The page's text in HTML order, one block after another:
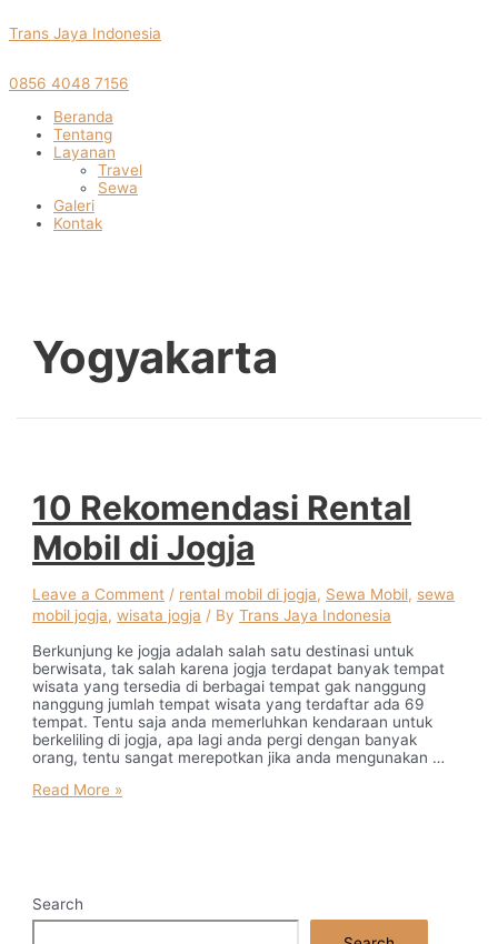
to
Trans Jaya Indonesia
0856 4048 7156
Menu
Beranda
Tentang
Layanan
Travel
Sewa
Galeri
Kontak
Yogyakarta
10 Rekomendasi Rental
Mobil di Jogja
Leave a Comment / rental mobil di jogja, Sewa Mobil, sewa
mobil jogja,wisata jogja / ByTrans Jaya Indonesia
Berkunjung ke jogja adalah salah satu destinasi untuk
berwisata, tak salah karena jogja terdapat banyak tempat
wisata yang tersedia di berbagai tempat gak nanggung
nanggung jumlah tempat wisata yang terdaftar ada 69
tempat. Tentu saja anda memerluhkan kendaraan untuk
berkeliling di jogja, apa lagi anda pergi dengan banyak
orang, tentu sangat merepotkan jika anda mengunakan …
10
Read More »
Search